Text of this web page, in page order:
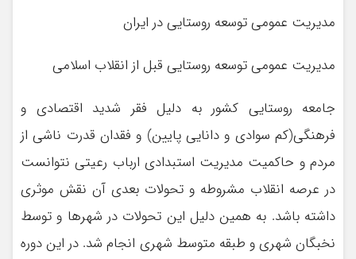
مديريت عمومي توسعه روستايي در ايران
مديريت عمومي توسعه روستايي قبل از انقلاب اسلامي
جامعه روستايي كشور به دليل فقر شديد اقتصادي و
فرهنگي(كم سوادي و دانايي پايين) و فقدان قدرت ناشي از
مردم و حاكميت مديريت استبدادي ارباب رعيتي نتوانست
در عرصه انقلاب مشروطه و تحولات بعدي آن نقش موثري
داشته باشد. به همين دليل اين تحولات در شهرها و توسط
نخبگان شهري و طبقه متوسط شهري انجام شد. در اين دوره